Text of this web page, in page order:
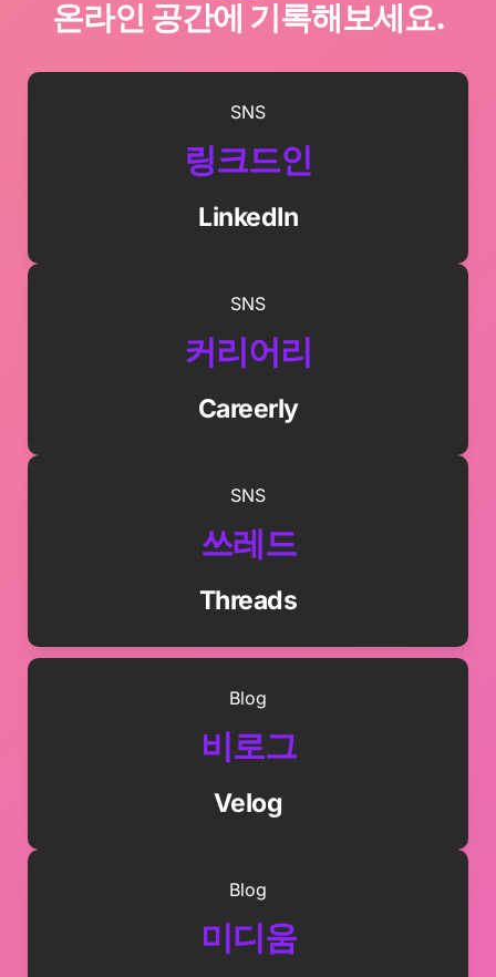
온라인 공간에 기록해보세요.
SNS
링크드인
LinkedIn
SNS
커리어리
Careerly
SNS
쓰레드
Threads
Blog
비로그
Velog
Blog
미디움